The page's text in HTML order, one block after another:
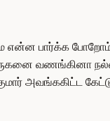
என்ன பார்க்க
வணங்கினா
அவங்ககிட்ட